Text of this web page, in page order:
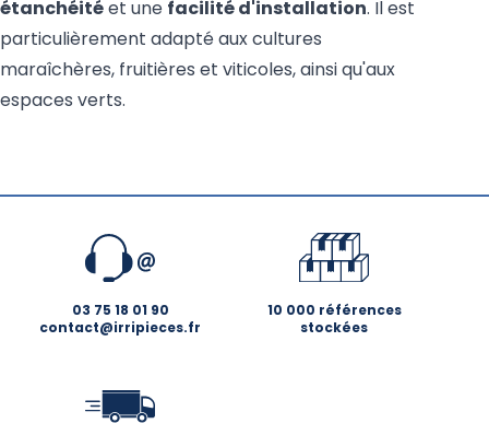
étanchéitéet une facilité d'installation. Il est
particulièrement adapté aux cultures
maraîchères, fruitières et viticoles, ainsi qu'aux
espaces verts.
03 75 18 01 90
contact@irripieces.fr
10 000 références
stockées